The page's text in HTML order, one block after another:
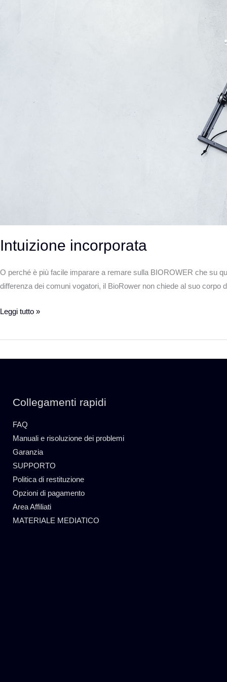
Intuizione incorporata
O perché è più facile imparare a remare sulla BIOROWER che su
differenza dei comuni vogatori, il BioRower non chiede al suo
Leggi tutto »
Collegamenti rapidi
FAQ
Manuali e risoluzione dei problemi
Garanzia
SUPPORTO
Politica di restituzione
Opzioni di pagamento
Area Affiliati
MATERIALE MEDIATICO